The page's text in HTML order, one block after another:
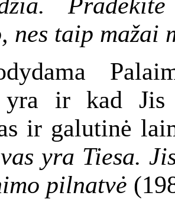
nes taip mažai
yra ir kad Jis
ir galutinė
yra Tiesa.
pilnatvė